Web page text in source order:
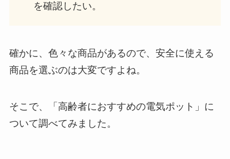
を確認したい。
確かに、色々な商品があるので、安全に使える
商品を選ぶのは大変ですよね。
そこで、「高齢者におすすめの電気ポット」に
ついて調べてみました。